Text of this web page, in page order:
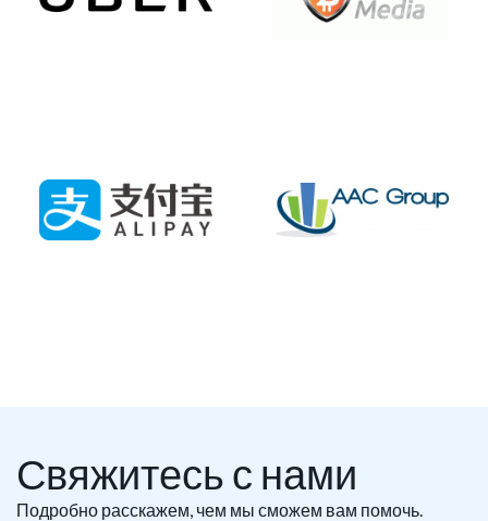
Свяжитесь с нами
Подробно расскажем, чем мы сможем вам помочь.